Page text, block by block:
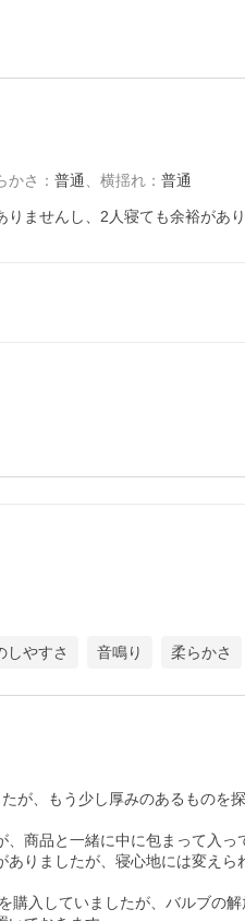
かさ ： 普通 横揺れ ： 普通
ませんし、2人寝ても余裕があ
しやすさ 音鳴り 柔らかさ
が、もう少し厚みのあるものを
商品と一緒に中に包まって入っ
りましたが、寝心地には変えら
入していましたが、バルブの解